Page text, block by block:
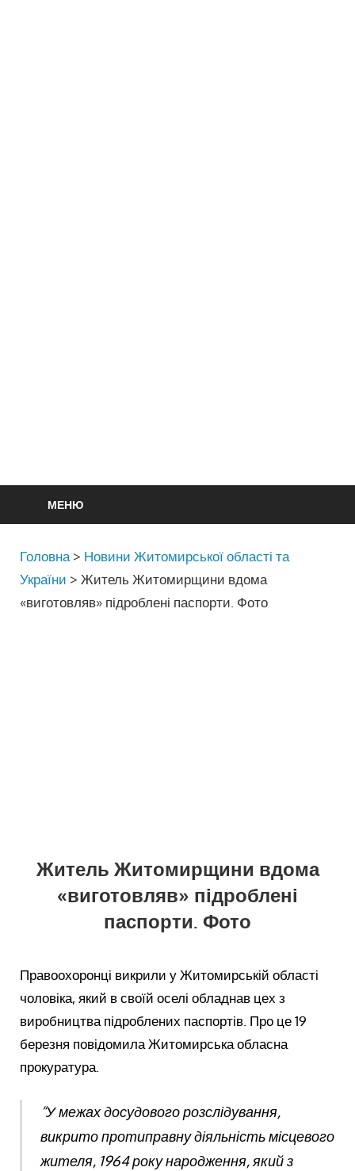
МЕНЮ
Головна > Новини Житомирської області та
України > Житель Житомирщини вдома
«виготовляв» підроблені паспорти. Фото
Житель Житомирщини вдома
«виготовляв» підроблені
паспорти. Фото
Правоохоронці викрили у Житомирській області
чоловіка, який в своїй оселі обладнав цех з
виробництва підроблених паспортів. Про це 19
березня повідомила Житомирська обласна
прокуратура.
“У межах досудового розслідування,
викрито протиправну діяльність місцевого
жителя, 1964 року народження, який з